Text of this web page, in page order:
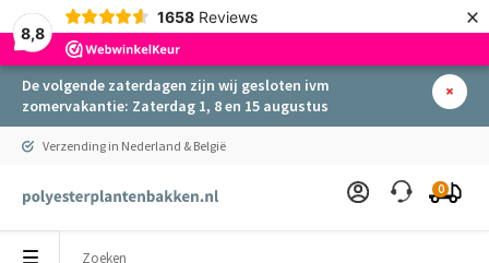
8,8
1658 Reviews ×
De volgende zaterdagen zijn wij gesloten ivm
zomervakantie: Zaterdag 1, 8 en 15 augustus
Verzending in Nederland & België
0